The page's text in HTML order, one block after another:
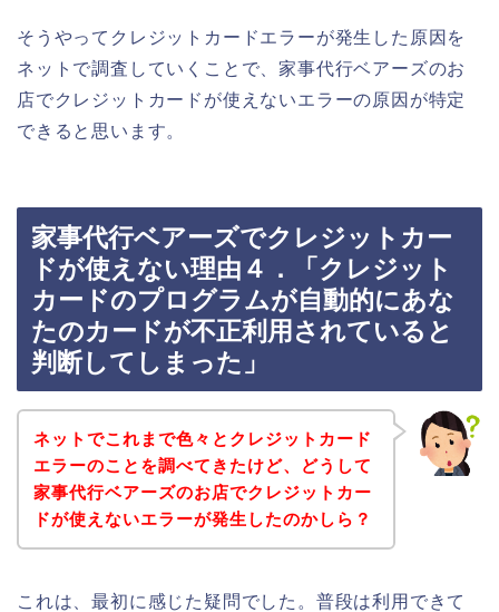
そうやってクレジットカードエラーが発生した原因を
ネットで調査していくことで、家事代行ベアーズのお
店でクレジットカードが使えないエラーの原因が特定
できると思います。
家事代行ベアーズでクレジットカー
ドが使えない理由４．「クレジット
カードのプログラムが自動的にあな
たのカードが不正利用されていると
判断してしまった」
ネットでこれまで色々とクレジットカード
エラーのことを調べてきたけど、どうして
家事代行ベアーズのお店でクレジットカー
ドが使えないエラーが発生したのかしら？
これは、最初に感じた疑問でした。普段は利用できて